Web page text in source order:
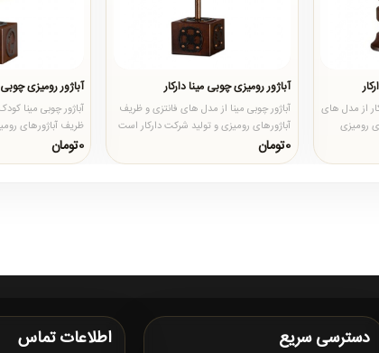
از مدل های
رومیزی
آباژور رومیزی چوبی مینا دارکار
آباژور چوبی مینا از مدل های فانتزی و ظریف
آباژورهای رومیزی و تولید شرکت دارکار است
که جنس چوب آن از ..
0تومان
آباژور رومیزی
آباژور چوبی مینا
ظریف آباژورهای
است که جنس چوب
0تومان
دسترسی سریع اطلاعات تماس